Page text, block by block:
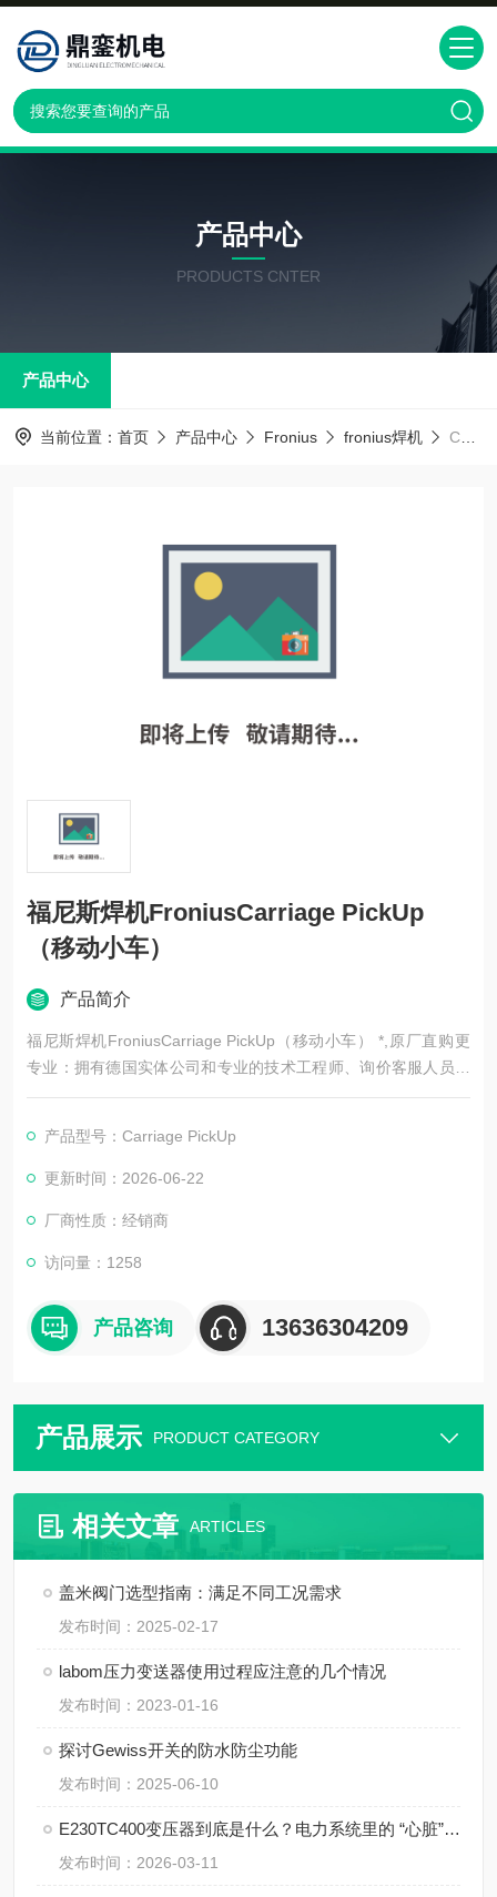
产品中心
PRODUCTS CNTER
产品中心
当前位置： 首页 产品中心 Fronius fronius焊机 Carriage PickUp福尼斯焊机FroniusCarriage PickUp（移动小车）
福尼斯焊机FroniusCarriage PickUp
（移动小车）
产品简介
福尼斯焊机FroniusCarriage PickUp（移动小车） *,原厂直购更
专业：拥有德国实体公司和专业的技术工程师、询价客服人员组
成的原厂直购团队,原厂直购更省钱：真正实现源头采购，省去代
的、货物都能Z快速的送达.
产品型号：Carriage PickUp
更新时间：2026-06-22
厂商性质：经销商
访问量：1258
产品咨询 13636304209
产品展示 PRODUCT CATEGORY
相关文章 ARTICLES
盖米阀门选型指南：满足不同工况需求
发布时间：2025-02-17
labom压力变送器使用过程应注意的几个情况
发布时间：2023-01-16
探讨Gewiss开关的防水防尘功能
发布时间：2025-06-10
E230TC400变压器到底是什么？电力系统里的 “心脏” 角色
发布时间：2026-03-11